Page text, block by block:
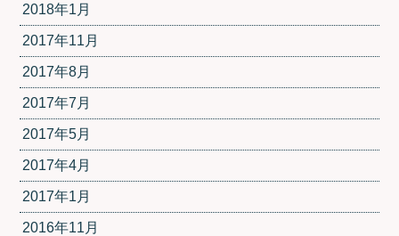
2018年1月
2017年11月
2017年8月
2017年7月
2017年5月
2017年4月
2017年1月
2016年11月